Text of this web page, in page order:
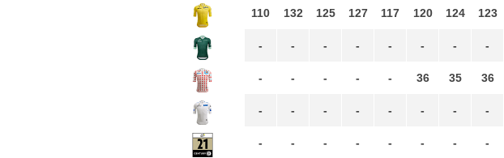
110
-
-
-
-
132
-
-
-
-
125
-
-
-
-
127
-
-
-
-
117
-
-
-
-
120
-
36
-
-
124
-
35
-
-
123
-
36
-
-